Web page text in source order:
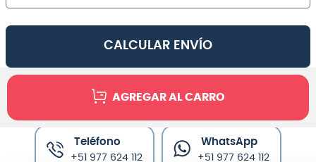
CALCULAR ENVÍO
AGREGAR AL CARRO
Canales de venta y asesoría
Teléfono
+51 977 624 112
WhatsApp
+51 977 624 112